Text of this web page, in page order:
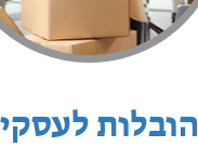
הובלות